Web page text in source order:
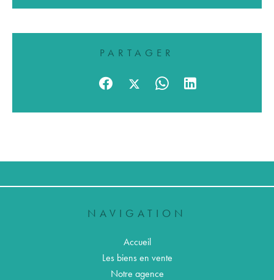
PARTAGER
NAVIGATION
Accueil
Les biens en vente
Notre agence